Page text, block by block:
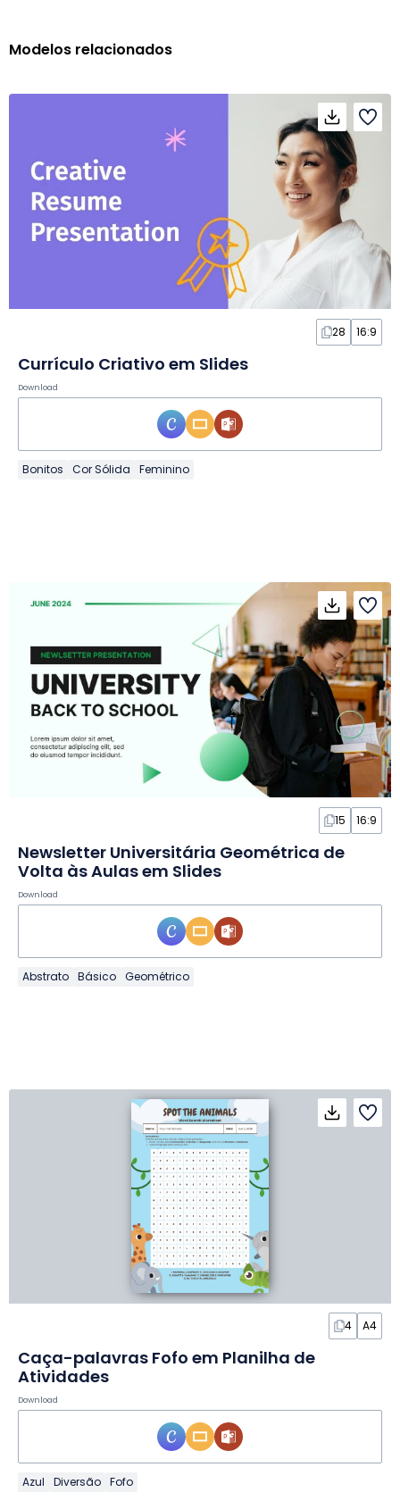
Modelos relacionados
28 16:9
Currículo Criativo em Slides
Download
Bonitos Cor Sólida Feminino
15 16:9
Newsletter Universitária Geométrica de
Volta às Aulas em Slides
Download
Abstrato Básico Geométrico
4 A4
Caça-palavras Fofo em Planilha de
Atividades
Download
Azul Diversão Fofo